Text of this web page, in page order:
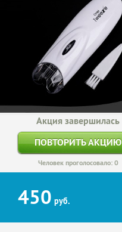
Акция завершилась
ПОВТОРИТЬ АКЦИЮ
Человек проголосовало: 0
450 руб.